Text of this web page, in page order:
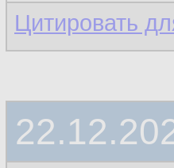
Цитировать